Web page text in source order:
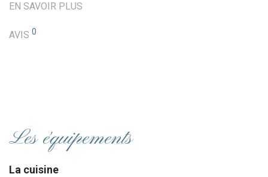
EN SAVOIR PLUS
AVIS 0
Les équipements
La cuisine